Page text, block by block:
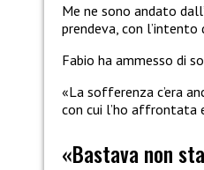
Me ne sono andato
prendeva, con
Fabio ha ammesso di
«La sofferenza c’era
con cui l’ho affrontata
«Bastava non